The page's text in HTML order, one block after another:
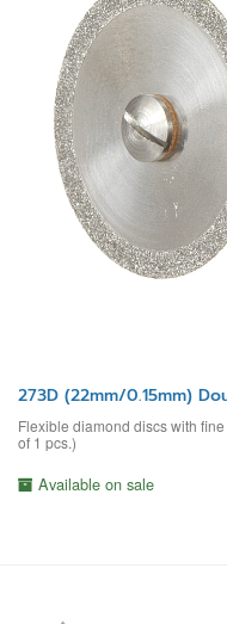
273D (22mm/0.15mm)
Flexible diamond discs with
of 1 pcs.)
Available on sale